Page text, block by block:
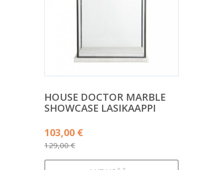
HOUSE DOCTOR MARBLE
SHOWCASE LASIKAAPPI
129,00€
Alkuperäinen
hinta
oli:
103,00 €
Nykyinen